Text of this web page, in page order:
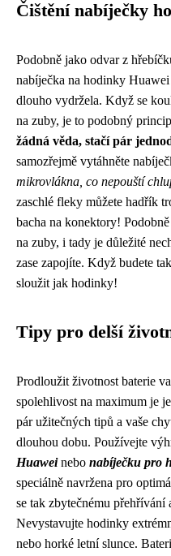
Čištění nabíječky
Podobně jako odvar z
nabíječka na hodinky
dlouho vydržela. Když se
na zuby, je to podobný
žádná věda, stačí pár
samozřejmě vytáhněte
mikrovlákna, co nepouští
zaschlé fleky můžete hadřík
bacha na konektory!
na zuby, i tady je důležité
zase zapojíte. Když budete
sloužit jak hodinky!
Tipy pro delší
Prodloužit životnost baterie
spolehlivost na maximum je
pár užitečných tipů a vaše
dlouhou dobu. Používejte
Huaweinebo nabíječku pro
speciálně navržena pro
se tak zbytečnému
Nevystavujte hodinky
nebo horké letní slunce.